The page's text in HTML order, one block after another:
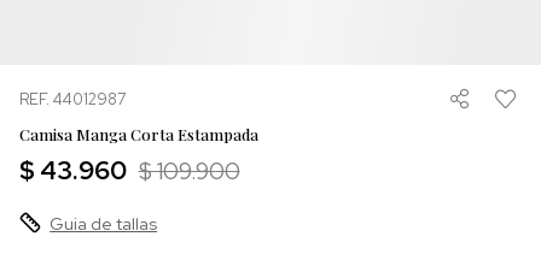
REF. 44012987
Camisa Manga Corta Estampada
$ 43.960 $ 109.900
Guia de tallas